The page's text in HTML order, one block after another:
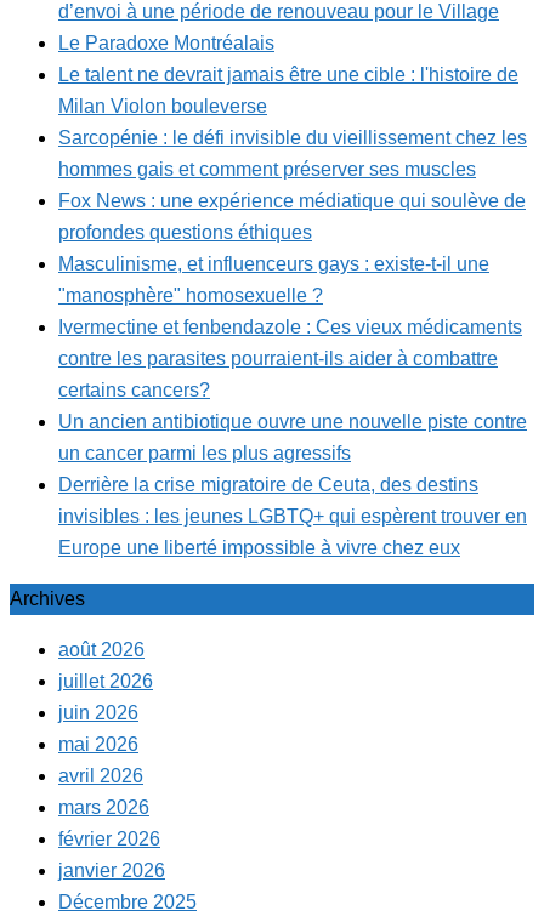
d’envoi à une période de renouveau pour le Village
Le Paradoxe Montréalais
Le talent ne devrait jamais être une cible : l'histoire de
Milan Violon bouleverse
Sarcopénie : le défi invisible du vieillissement chez les
hommes gais et comment préserver ses muscles
Fox News : une expérience médiatique qui soulève de
profondes questions éthiques
Masculinisme, et influenceurs gays : existe-t-il une
"manosphère" homosexuelle ?
Ivermectine et fenbendazole : Ces vieux médicaments
contre les parasites pourraient-ils aider à combattre
certains cancers?
Un ancien antibiotique ouvre une nouvelle piste contre
un cancer parmi les plus agressifs
Derrière la crise migratoire de Ceuta, des destins
invisibles : les jeunes LGBTQ+ qui espèrent trouver en
Europe une liberté impossible à vivre chez eux
Archives
août 2026
juillet 2026
juin 2026
mai 2026
avril 2026
mars 2026
février 2026
janvier 2026
Décembre 2025